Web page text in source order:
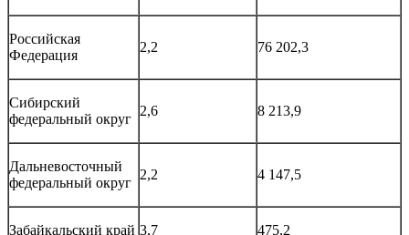
Российская
Федерация
2,2 76 202,3
Сибирский
федеральный округ
2,6 8 213,9
Дальневосточный
федеральный округ
2,2 4 147,5
Забайкальский край 3,7 475,2